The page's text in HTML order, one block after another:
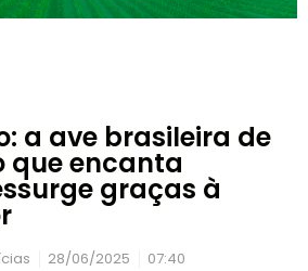
a ave brasileira de
que encanta
graças à
28/06/2025 07:40